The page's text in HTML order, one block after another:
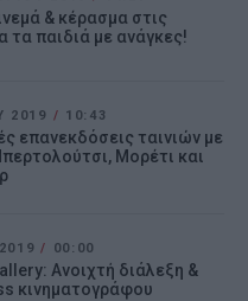
& κέρασμα στις
τα παιδιά με ανάγκες!
2019 / 10:43
επανεκδόσεις ταινιών με
Μορέτι και
/ 00:00
Ανοιχτή διάλεξη &
κινηματογράφου